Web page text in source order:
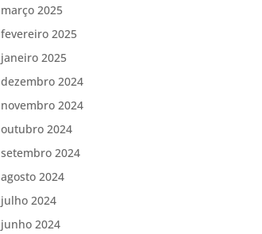
março 2025
fevereiro 2025
janeiro 2025
dezembro 2024
novembro 2024
outubro 2024
setembro 2024
agosto 2024
julho 2024
junho 2024